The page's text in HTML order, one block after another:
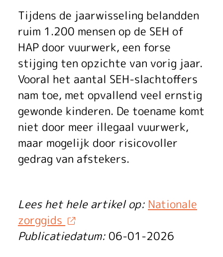
S
E
H
’
s
z
a
g
n
d
Tijdens de jaarwisseling belandden
ruim 1.200 mensen op de SEH of
HAP door vuurwerk, een forse
stijging ten opzichte van vorig jaar.
Vooral het aantal SEH-slachtoffers
nam toe, met opvallend veel ernstig
gewonde kinderen. De toename komt
niet door meer illegaal vuurwerk,
maar mogelijk door risicovoller
gedrag van afstekers.
Lees het hele artikel op: Nationale
zorggids
Publicatiedatum: 06-01-2026